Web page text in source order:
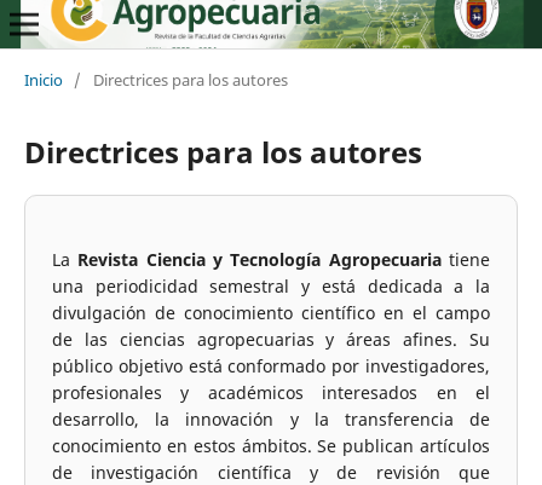
Inicio / Directrices para los autores
Directrices para los autores
La Revista Ciencia y Tecnología Agropecuariatiene
una periodicidad semestral y está dedicada a la
divulgación de conocimiento científico en el campo
de las ciencias agropecuarias y áreas afines. Su
público objetivo está conformado por investigadores,
profesionales y académicos interesados en el
desarrollo, la innovación y la transferencia de
conocimiento en estos ámbitos. Se publican artículos
de investigación científica y de revisión que